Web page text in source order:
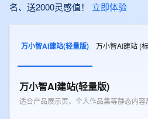
名、送2000灵感值！
立即体验
万小智AI建站(轻量版) 万小智AI建站 (
万小智AI建站(轻量版)
适合产品展示页、个人作品集等静态内容